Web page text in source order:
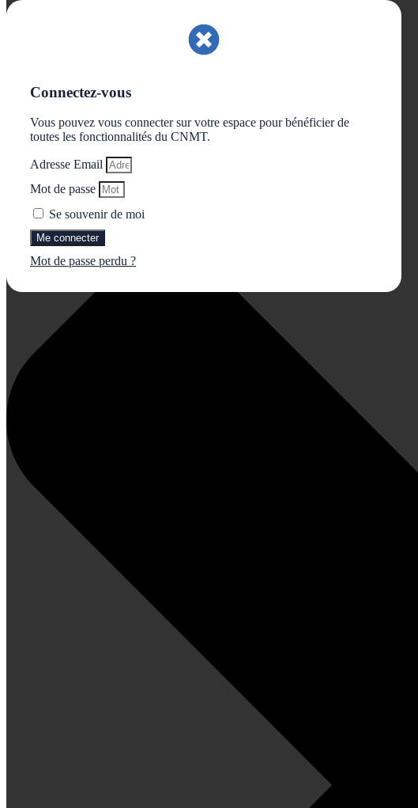
Gérer le consentement aux cookies
Connectez-vous
Vous pouvez vous connecter sur votre espace pour bénéficier de
toutes les fonctionnalités du CNMT.
Adresse Email
Mot de passe
Se souvenir de moi
Me connecter
Mot de passe perdu ?